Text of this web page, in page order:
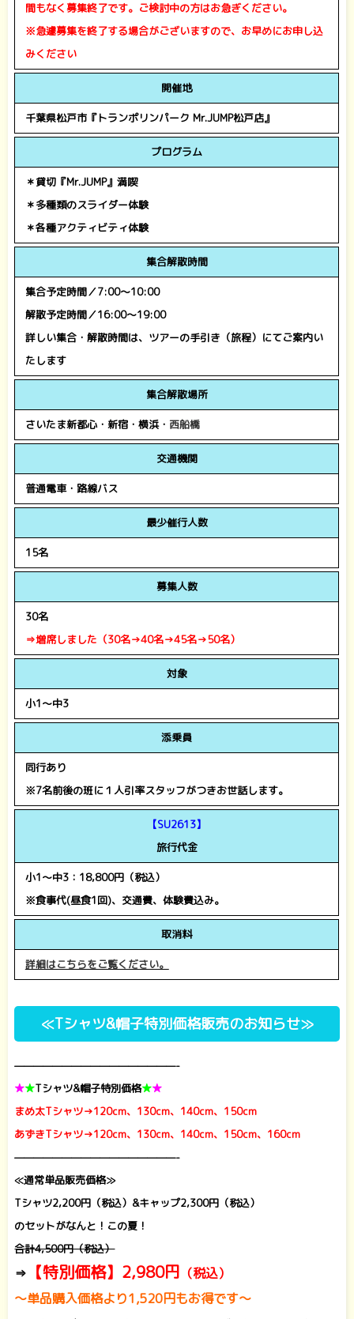
間もなく募集終了です。ご検討中の方はお急ぎください。
※急遽募集を終了する場合がございますので、お早めにお申し込
みください
開催地
千葉県松戸市『トランポリンパーク Mr.JUMP松戸店』
プログラム
＊貸切『Mr.JUMP』満喫
＊多種類のスライダー体験
＊各種アクティビティ体験
集合解散時間
集合予定時間／7:00～10:00
解散予定時間／16:00～19:00
詳しい集合・解散時間は、ツアーの手引き（旅程）にてご案内い
たします
集合解散場所
さいたま新都心・新宿・横浜・ 西船橋
交通機関
普通電車・路線バス
最少催行人数
15名
募集人数
30名
⇒増席しました（30名→40名→45名→50名）
対象
小1～中3
添乗員
同行あり
※7名前後の班に１人引率スタッフがつきお世話します。
【SU2613】
旅行代金
小1～中3：18,800円（税込）
※食事代(昼食1回)、交通費、体験費込み。
取消料
詳細はこちらをご覧ください。
≪Tシャツ&帽子特別価格販売のお知らせ≫
—————————————————-
★★Tシャツ&帽子特別価格★★
まめ太Tシャツ→120cm、130cm、140cm、150cm
あずきTシャツ→120cm、130cm、140cm、150cm、160cm
—————————————————-
≪通常単品販売価格≫
Tシャツ2,200円（税込）&キャップ2,300円（税込）
のセットがなんと！この夏！
合計4,500円（税込）
⇒ 【特別価格】2,980円 （税込）
～単品購入価格より1,520円もお得です～